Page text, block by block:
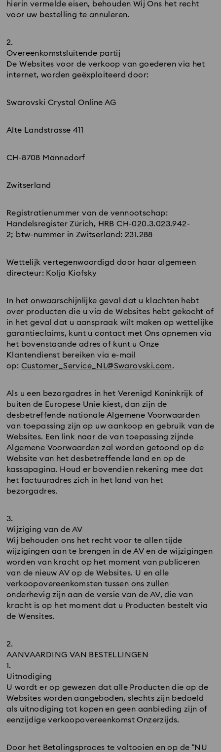
hierin vermelde eisen, behouden Wij Ons het recht
voor uw bestelling te annuleren.
Overeenkomstsluitende partij
De Websites voor de verkoop van goederen via het
internet, worden geëxploiteerd door:
Swarovski Crystal Online AG
Alte Landstrasse 411
CH-8708 Männedorf
Zwitserland
Registratienummer van de vennootschap:
Handelsregister Zürich, HRB CH-020.3.023.942-
2; btw-nummer in Zwitserland: 231.288
Wettelijk vertegenwoordigd door haar algemeen
directeur: Kolja Kiofsky
In het onwaarschijnlijke geval dat u klachten hebt
over producten die u via de Websites hebt gekocht of
in het geval dat u aanspraak wilt maken op wettelijke
garantieclaims, kunt u contact met Ons opnemen via
het bovenstaande adres of kunt u Onze
Klantendienst bereiken via e-mail
op: Customer_Service_NL@Swarovski.com.
Als u een bezorgadres in het Verenigd Koninkrijk of
buiten de Europese Unie kiest, dan zijn de
desbetreffende nationale Algemene Voorwaarden
van toepassing zijn op uw aankoop en gebruik van de
Websites. Een link naar de van toepassing zijnde
Algemene Voorwaarden zal worden getoond op de
Website van het desbetreffende land en op de
kassapagina. Houd er bovendien rekening mee dat
het factuuradres zich in het land van het
bezorgadres.
Wijziging van de AV
Wij behouden ons het recht voor te allen tijde
wijzigingen aan te brengen in de AV en de wijzigingen
worden van kracht op het moment van publiceren
van de nieuw AV op de Websites. U en alle
verkoopovereenkomsten tussen ons zullen
onderhevig zijn aan de versie van de AV, die van
kracht is op het moment dat u Producten bestelt via
de Wensites.
AANVAARDING VAN BESTELLINGEN
Uitnodiging
U wordt er op gewezen dat alle Producten die op de
Websites worden aangeboden, slechts zijn bedoeld
als uitnodiging tot kopen en geen aanbieding zijn of
eenzijdige verkoopovereenkomst Onzerzijds.
Door het Betalingsproces te voltooien en op de “NU